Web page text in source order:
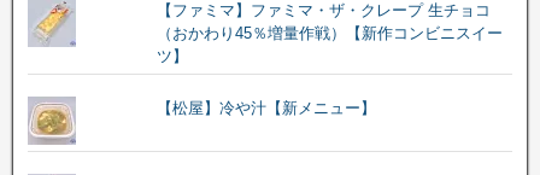
【ファミマ】ファミマ・ザ・クレープ 生チョコ
（おかわり45％増量作戦）【新作コンビニスイー
ツ】
【松屋】冷や汁【新メニュー】